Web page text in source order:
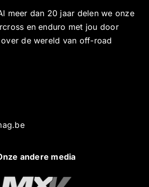
meer dan 20 jaar delen we onze
en enduro met jou door
de wereld van off-road
andere media